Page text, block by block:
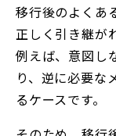
移行後のよくあ
正しく引き継が
例えば、意図し
り、逆に必要な
るケースです。